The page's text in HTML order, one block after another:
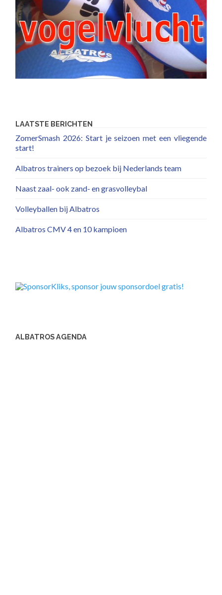
LAATSTE BERICHTEN
ZomerSmash 2026: Start je seizoen met een vliegende
start!
Albatros trainers op bezoek bij Nederlands team
Naast zaal- ook zand- en grasvolleybal
Volleyballen bij Albatros
Albatros CMV 4 en 10 kampioen
ALBATROS AGENDA